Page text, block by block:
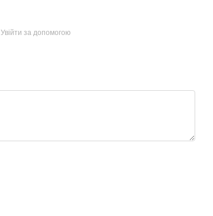
Увійти за допомогою